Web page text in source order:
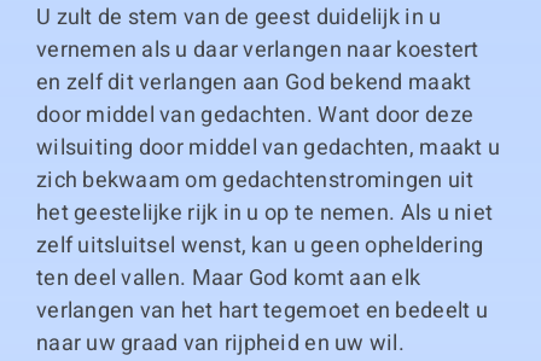
Duitse boeken
Links
U zult de stem van de geest duidelijk in u
vernemen als u daar verlangen naar koestert
en zelf dit verlangen aan God bekend maakt
door middel van gedachten. Want door deze
wilsuiting door middel van gedachten, maakt u
zich bekwaam om gedachtenstromingen uit
het geestelijke rijk in u op te nemen. Als u niet
zelf uitsluitsel wenst, kan u geen opheldering
ten deel vallen. Maar God komt aan elk
verlangen van het hart tegemoet en bedeelt u
naar uw graad van rijpheid en uw wil.